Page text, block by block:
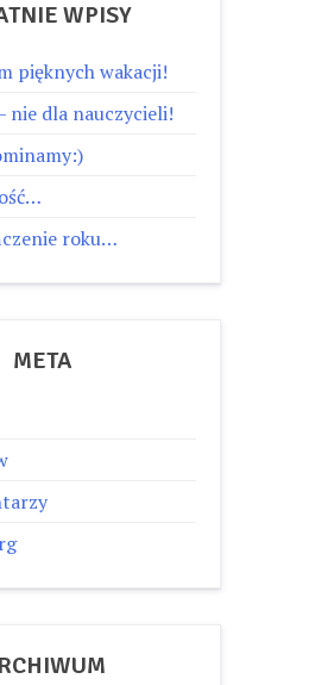
WPISY
pięknych wakacji!
nie dla nauczycieli!
roku…
META